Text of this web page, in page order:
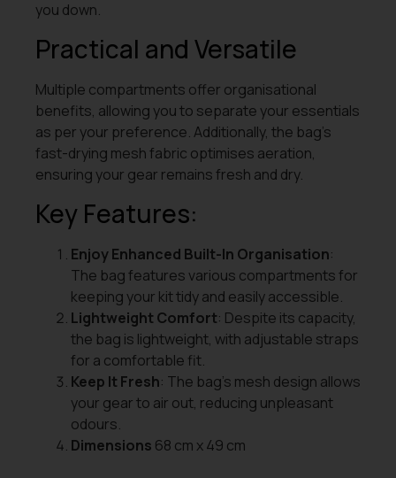
you down.
Practical and Versatile
Multiple compartments offer organisational
benefits, allowing you to separate your essentials
as per your preference. Additionally, the bag’s
fast-drying mesh fabric optimises aeration,
ensuring your gear remains fresh and dry.
Key Features:
Enjoy Enhanced Built-In Organisation:
The bag features various compartments for
keeping your kit tidy and easily accessible.
Lightweight Comfort: Despite its capacity,
the bag is lightweight, with adjustable straps
for a comfortable fit.
Keep It Fresh: The bag’s mesh design allows
your gear to air out, reducing unpleasant
odours.
Dimensions 68 cm x 49 cm